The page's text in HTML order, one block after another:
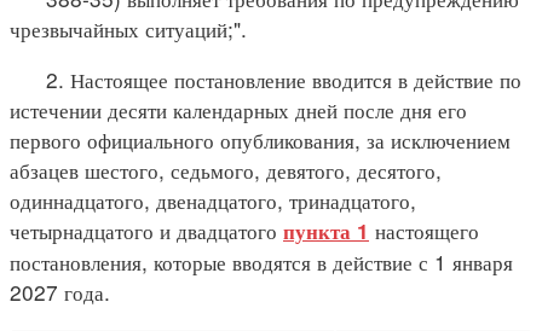
чрезвычайных ситуаций;".
2. Настоящее постановление вводится в действие по
истечении десяти календарных дней после дня его
первого официального опубликования, за исключением
абзацев шестого, седьмого, девятого, десятого,
одиннадцатого, двенадцатого, тринадцатого,
четырнадцатого и двадцатого пункта 1 настоящего
постановления, которые вводятся в действие с 1 января
2027 года.